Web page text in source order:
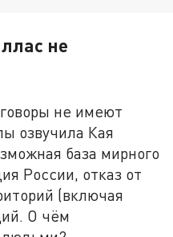
не
не имеют
озвучила Кая
база мирного
России, отказ от
(включая
О чём